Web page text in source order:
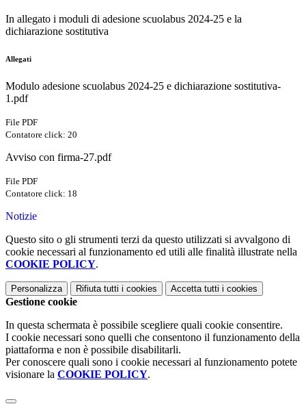
In allegato i moduli di adesione scuolabus 2024-25 e la
dichiarazione sostitutiva
Allegati
Modulo adesione scuolabus 2024-25 e dichiarazione sostitutiva-
1.pdf
File PDF
Contatore click: 20
Avviso con firma-27.pdf
File PDF
Contatore click: 18
Notizie
Questo sito o gli strumenti terzi da questo utilizzati si avvalgono di
cookie necessari al funzionamento ed utili alle finalità illustrate nella
COOKIE POLICY.
Personalizza Rifiuta tutti i cookies Accetta tutti i cookies
Gestione cookie
In questa schermata è possibile scegliere quali cookie consentire.
I cookie necessari sono quelli che consentono il funzionamento della
piattaforma e non è possibile disabilitarli.
Per conoscere quali sono i cookie necessari al funzionamento potete
visionare la COOKIE POLICY.